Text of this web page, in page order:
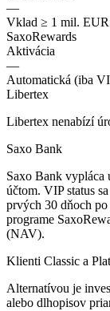
—
Vklad ≥ 1 mil. EUR
SaxoRewards
Aktivácia
—
Automatická (iba
Libertex
Libertex nenabízí
Saxo Bank
Saxo Bank vypláca
účtom. VIP status
prvých 30 dňoch
programe
(NAV).
Klienti Classic a
Alternatívou je
alebo dlhopisov